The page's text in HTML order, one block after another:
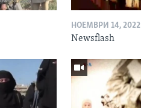
НОЕМВРИ 14, 2022
Newsflash